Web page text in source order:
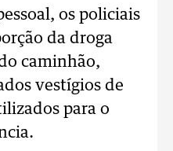
os policiais
da droga
caminhão,
vestígios de
para o